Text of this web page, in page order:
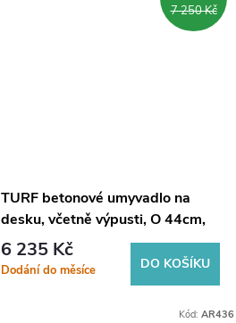
7 250 Kč
TURF betonové umyvadlo na
desku, včetně výpusti, O 44cm,
černý granit
6 235 Kč
Dodání do měsíce DO KOŠÍKU
Kód: AR436